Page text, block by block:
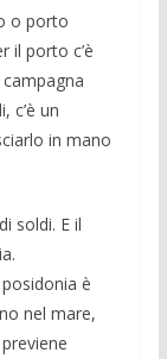
o porto
il porto c’è
c’è un
in mano
soldi. E il
è
nel mare,